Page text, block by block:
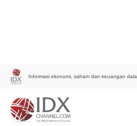
Informasi ekonomi, saham dan keuangan